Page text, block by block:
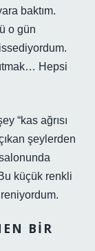
baktım.
o gün
Hepsi
“kas ağrısı
şeylerden
küçük renkli
BIR